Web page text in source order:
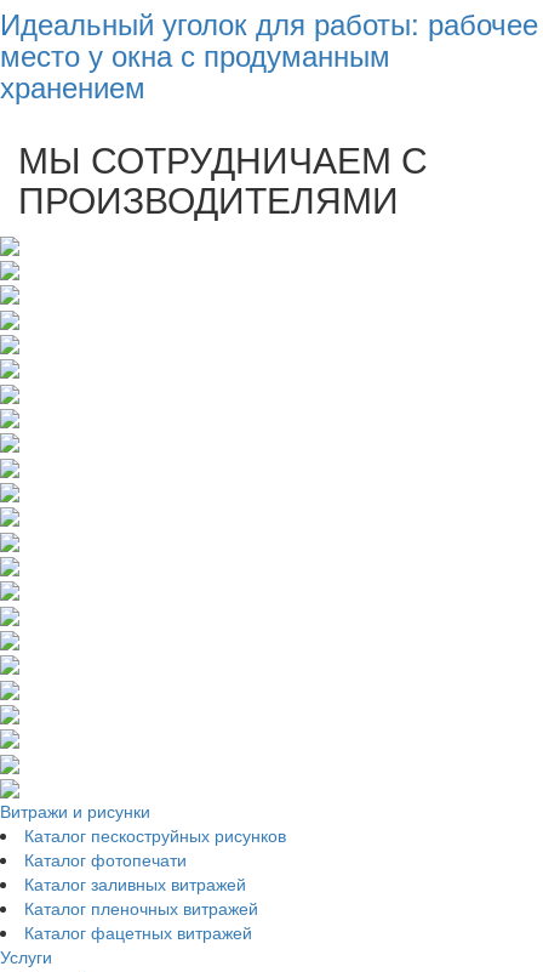
Идеальный уголок для работы: рабочее
место у окна с продуманным
хранением
МЫ СОТРУДНИЧАЕМ С
ПРОИЗВОДИТЕЛЯМИ
Витражи и рисунки
Каталог пескоструйных рисунков
Каталог фотопечати
Каталог заливных витражей
Каталог пленочных витражей
Каталог фацетных витражей
Услуги